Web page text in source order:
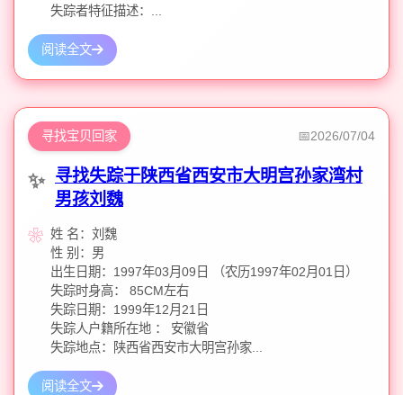
失踪者特征描述：...
阅读全文
寻找宝贝回家 2026/07/04
寻找失踪于陕西省西安市大明宫孙家湾村
男孩刘魏
姓 名：刘魏
性 别：男
出生日期：1997年03月09日 （农历1997年02月01日）
失踪时身高： 85CM左右
失踪日期：1999年12月21日
失踪人户籍所在地 ： 安徽省
失踪地点：陕西省西安市大明宫孙家...
阅读全文